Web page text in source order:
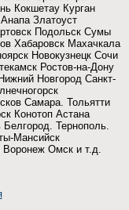
Кокшетау Курган
Златоуст
Подольск Сумы
Хабаровск Махачкала
Новокузнецк Сочи
Ростов-на-Дону
Новгород Санкт-
Самара. Тольятти
Конотоп Астана
Тернополь.
Мансийск
Воронеж Омск и т.д.